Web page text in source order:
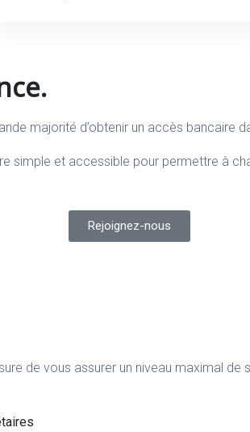
majorité d’obtenir un accès bancaire
simple et accessible pour permettre à
Rejoignez-nous
de vous assurer un niveau maximal de